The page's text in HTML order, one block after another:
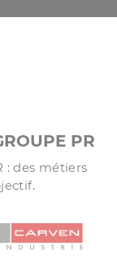
PR
: des métiers